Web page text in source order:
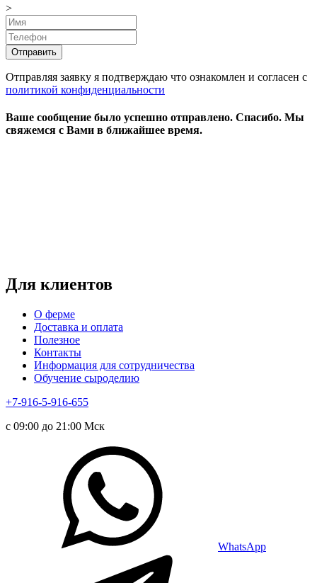
>
Отправляя заявку я подтверждаю что ознакомлен и согласен с
политикой конфиденциальности
Ваше сообщение было успешно отправлено. Спасибо. Mы
свяжемся с Вами в ближайшее время.
Для клиентов
О ферме
Доставка и оплата
Полезное
Контакты
Информация для сотрудничества
Обучение сыроделию
+7-916-5-916-655
с 09:00 до 21:00 Мск
WhatsApp